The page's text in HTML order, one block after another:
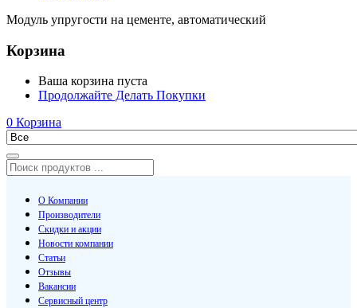
Модуль упругости на цементе, автоматический
Корзина
Ваша корзина пуста
Продолжайте Делать Покупки
0 Корзина
О Компании
Производители
Скидки и акции
Новости компании
Статьи
Отзывы
Вакансии
Сервисный центр